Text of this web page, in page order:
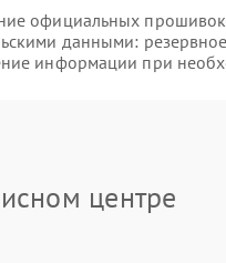
официальных прошивок
данными:
информации при
центре